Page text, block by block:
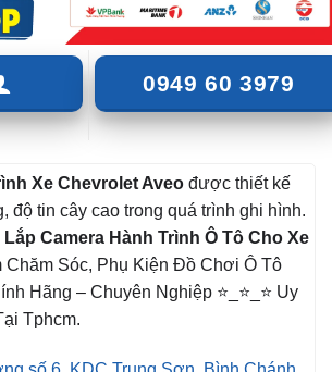
0949 60 3979
Xe Chevrolet Aveo được thiết kế
độ tin cây cao trong quá trình ghi hình.
Lắp Camera Hành Trình Ô Tô Cho Xe
Chăm Sóc, Phụ Kiện Đồ Chơi Ô Tô
Hãng – Chuyên Nghiệp ⭐_⭐_⭐ Uy
Tphcm.